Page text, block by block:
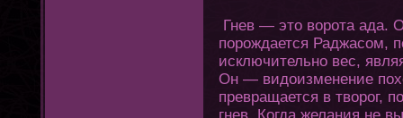
Гнев — этο ворοта ада.
порождается Раджасом,
исключительно вес,
Он — видоизменение
превращается в творοг,